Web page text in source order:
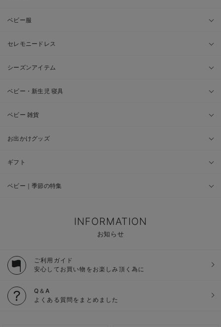
ベビー服
セレモニードレス
シーズンアイテム
ベビー・新生児 寝具
ベビー 雑貨
お出かけグッズ
ギフト
ベビー｜季節の特集
INFORMATION
お知らせ
ご利用ガイド
安心してお買い物をお楽しみ頂く為に
Q＆A
よくある質問をまとめました